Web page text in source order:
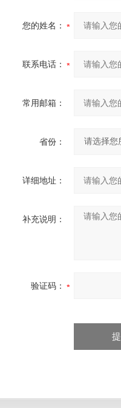
您的姓名：
联系电话：
常用邮箱：
省份：
详细地址：
补充说明：
验证码：